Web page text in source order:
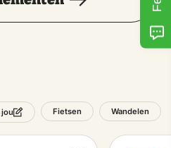
Fietsen Wandelen